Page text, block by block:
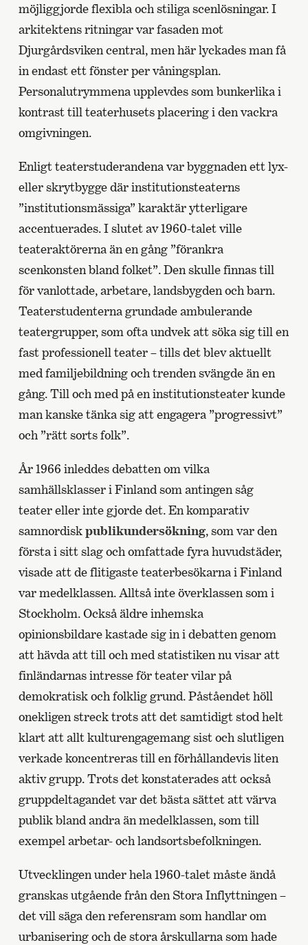
möjliggjorde flexibla och stiliga scenlösningar. I
arkitektens ritningar var fasaden mot
Djurgårdsviken central, men här lyckades man få
in endast ett fönster per våningsplan.
Personalutrymmena upplevdes som bunkerlika i
kontrast till teaterhusets placering i den vackra
omgivningen.
Enligt teaterstuderandena var byggnaden ett lyx-
eller skrytbygge där institutionsteaterns
”institutionsmässiga” karaktär ytterligare
accentuerades. I slutet av 1960-talet ville
teateraktörerna än en gång ”förankra
scenkonsten bland folket”. Den skulle finnas till
för vanlottade, arbetare, landsbygden och barn.
Teaterstudenterna grundade ambulerande
teatergrupper, som ofta undvek att söka sig till en
fast professionell teater – tills det blev aktuellt
med familjebildning och trenden svängde än en
gång. Till och med på en institutionsteater kunde
man kanske tänka sig att engagera ”progressivt”
och ”rätt sorts folk”.
År 1966 inleddes debatten om vilka
samhällsklasser i Finland som antingen såg
teater eller inte gjorde det. En komparativ
samnordiskpublikundersökning, som var den
första i sitt slag och omfattade fyra huvudstäder,
visade att de flitigaste teaterbesökarna i Finland
var medelklassen. Alltså inte överklassen som i
Stockholm. Också äldre inhemska
opinionsbildare kastade sig in i debatten genom
att hävda att till och med statistiken nu visar att
finländarnas intresse för teater vilar på
demokratisk och folklig grund. Påståendet höll
onekligen streck trots att det samtidigt stod helt
klart att allt kulturengagemang sist och slutligen
verkade koncentreras till en förhållandevis liten
aktiv grupp. Trots det konstaterades att också
gruppdeltagandet var det bästa sättet att värva
publik bland andra än medelklassen, som till
exempel arbetar- och landsortsbefolkningen.
Utvecklingen under hela 1960-talet måste ändå
granskas utgående från den Stora Inflyttningen –
det vill säga den referensram som handlar om
urbanisering och de stora årskullarna som hade